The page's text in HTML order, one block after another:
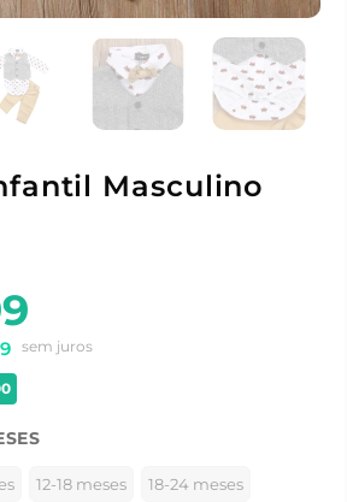
Masculino
sem juros
12-18 meses 18-24 meses